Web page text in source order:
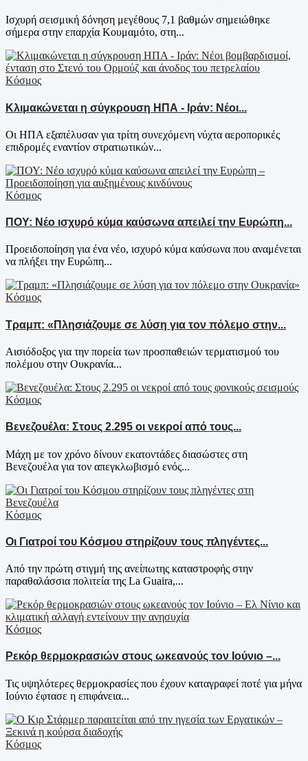
Ισχυρή σεισμική δόνηση μεγέθους 7,1 βαθμών σημειώθηκε
σήμερα στην επαρχία Κουμαμότο, στη...
Κόσμος
Κλιμακώνεται η σύγκρουση ΗΠΑ - Ιράν: Νέοι...
Οι ΗΠΑ εξαπέλυσαν για τρίτη συνεχόμενη νύχτα αεροπορικές
επιδρομές εναντίον στρατιωτικών...
Κόσμος
ΠΟΥ: Νέο ισχυρό κύμα καύσωνα απειλεί την Ευρώπη...
Προειδοποίηση για ένα νέο, ισχυρό κύμα καύσωνα που αναμένεται
να πλήξει την Ευρώπη...
Κόσμος
Τραμπ: «Πλησιάζουμε σε λύση για τον πόλεμο στην...
Αισιόδοξος για την πορεία των προσπαθειών τερματισμού του
πολέμου στην Ουκρανία...
Κόσμος
Βενεζουέλα: Στους 2.295 οι νεκροί από τους...
Μάχη με τον χρόνο δίνουν εκατοντάδες διασώστες στη
Βενεζουέλα για τον απεγκλωβισμό ενός...
Κόσμος
Οι Γιατροί του Κόσμου στηρίζουν τους πληγέντες...
Από την πρώτη στιγμή της ανείπωτης καταστροφής στην
παραθαλάσσια πολιτεία της La Guaira,...
Κόσμος
Ρεκόρ θερμοκρασιών στους ωκεανούς τον Ιούνιο –...
Τις υψηλότερες θερμοκρασίες που έχουν καταγραφεί ποτέ για μήνα
Ιούνιο έφτασε η επιφάνεια...
Κόσμος